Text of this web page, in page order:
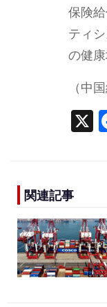
保険
ティ
の健
（中
X
関連記事